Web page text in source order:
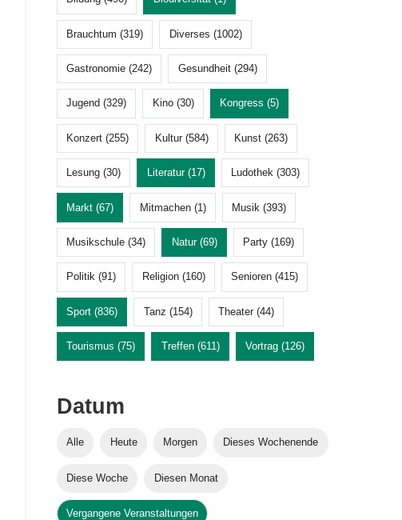
Brauchtum (319) Diverses (1002)
Gastronomie (242) Gesundheit (294)
Jugend (329) Kino (30) Kongress (5)
Konzert (255) Kultur (584) Kunst (263)
Lesung (30) Literatur (17) Ludothek (303)
Markt (67) Mitmachen (1) Musik (393)
Musikschule (34) Natur (69) Party (169)
Politik (91) Religion (160) Senioren (415)
Sport (836) Tanz (154) Theater (44)
Tourismus (75) Treffen (611) Vortrag (126)
Datum
Alle Heute Morgen Dieses Wochenende
Diese Woche Diesen Monat
Vergangene Veranstaltungen